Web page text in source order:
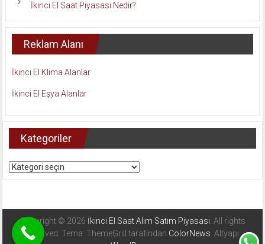
İkinci El Saat Piyasası Nedir?
Reklam Alanı
İkinci El Klima Alanlar
İkinci El Eşya Alanlar
Kategoriler
Kategoriler
Copyright © 2026 İkinci El Saat Alım Satım Piyasası. All rights
reserved. Tema: ThemeGrill tarafından ColorNews. Altyapı